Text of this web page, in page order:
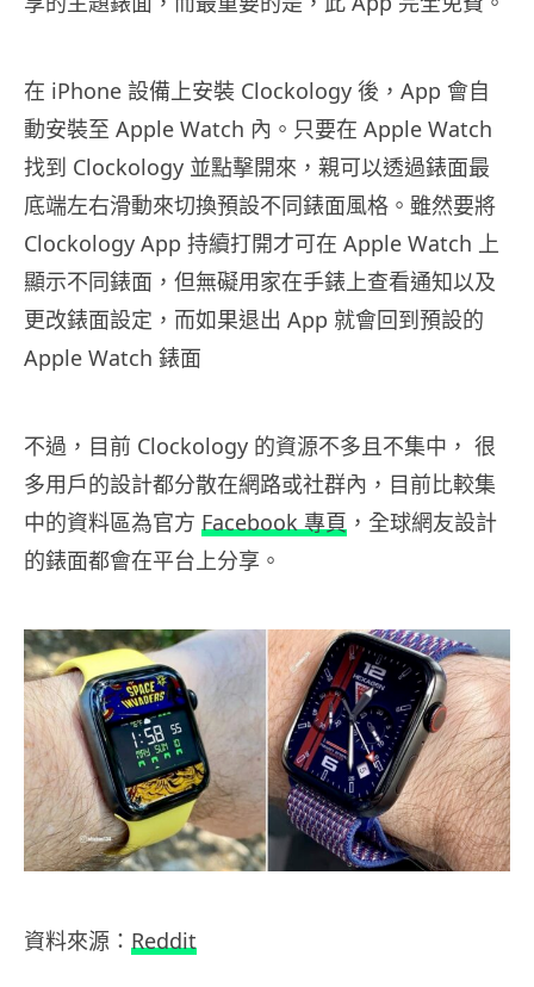
在 iPhone 設備上安裝 Clockology 後，App 會自
動安裝至 Apple Watch 內。只要在 Apple Watch
找到 Clockology 並點擊開來，親可以透過錶面最
底端左右滑動來切換預設不同錶面風格。雖然要將
Clockology App 持續打開才可在 Apple Watch 上
顯示不同錶面，但無礙用家在手錶上查看通知以及
更改錶面設定，而如果退出 App 就會回到預設的
Apple Watch 錶面
不過，目前 Clockology 的資源不多且不集中， 很
多用戶的設計都分散在網路或社群內，目前比較集
中的資料區為官方 Facebook 專頁 ，全球網友設計
的錶面都會在平台上分享。
資料來源： Reddit